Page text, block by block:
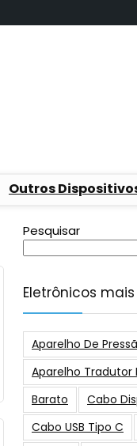
Outros
Pesquisar
Eletrônicos
Aparelho De
Aparelho Tradutor
Barato
Cabo
Cabo USB Tipo C